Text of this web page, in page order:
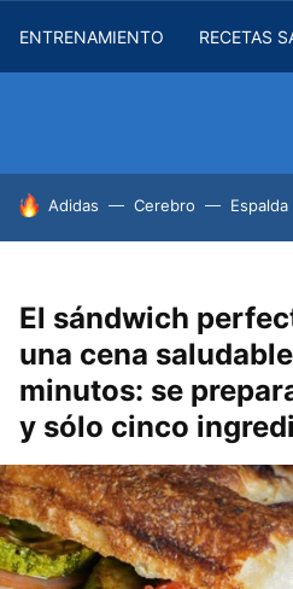
ENTRENAMIENTO RECETAS
HOY SE HABLA DE
Adidas Cerebro Espalda
El sándwich
una cena
minutos: se
y sólo cinco